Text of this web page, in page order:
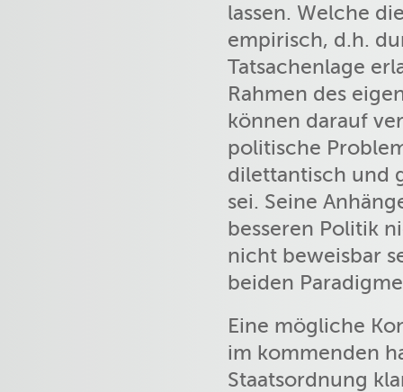
lassen. Welche
empirisch, d.h.
Tatsachenlage
Rahmen des
können darauf
politische
dilettantisch und
sei. Seine
besseren Politik
nicht beweisbar
beiden
Eine mögliche
im kommenden
Staatsordnung